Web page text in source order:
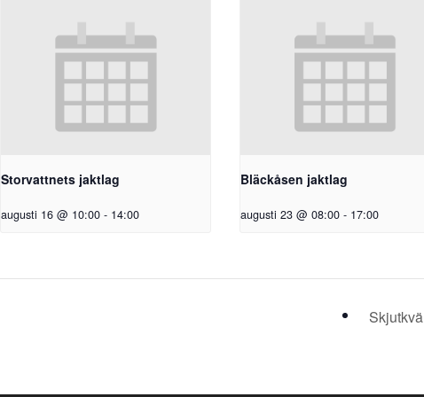
Storvattnets jaktlag
augusti 16 @ 10:00 - 14:00
Bläckåsen jaktlag
augusti 23 @ 08:00 - 17:00